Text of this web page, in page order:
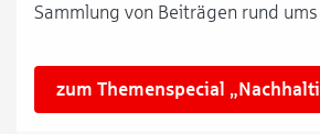
Sammlung von Beiträgen rund ums
zum Themenspecial